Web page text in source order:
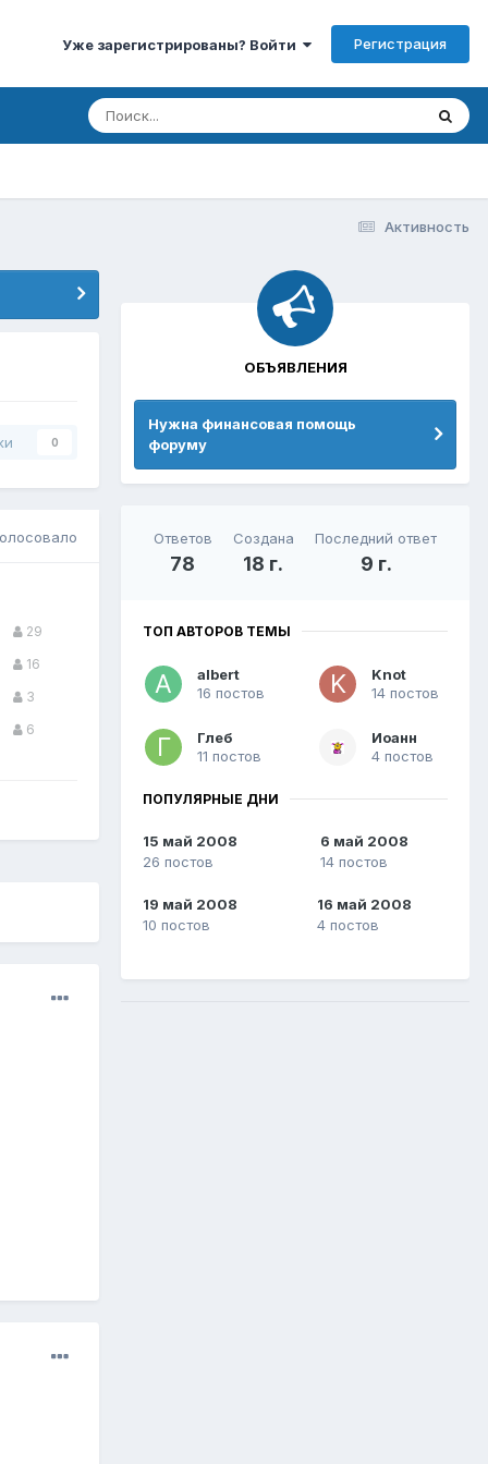
Уже зарегистрированы? Войти Регистрация
Активность
0
29
16
3
6
ОБЪЯВЛЕНИЯ
Нужна финансовая помощь
форуму
Ответов
78
Создана
18 г.
Последний ответ
9 г.
ТОП АВТОРОВ ТЕМЫ
albert
16 постов
Knot
14 постов
Глеб
11 постов
Иоанн
4 постов
ПОПУЛЯРНЫЕ ДНИ
15 май 2008
26 постов
6 май 2008
14 постов
19 май 2008
10 постов
16 май 2008
4 постов